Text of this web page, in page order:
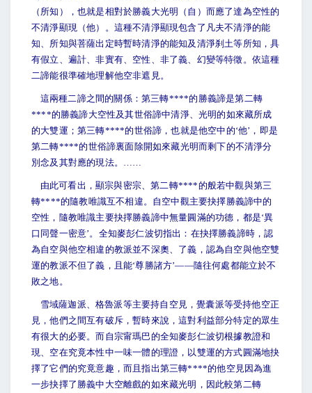
（所知），也就是相對於勝義大光明（自）而應了達為空性的
不清淨顯現（他）。這種不清淨顯現包含了凡夫不清淨的能
知、所知與菩薩出定時暫時清淨的能知及清淨刹土等所知，具
有假立、遍計、非實有、空性、非了義、幻變等特徵。依這種
二諦能很準確地理解他空非遮見。
這兩種二諦之間的關係：第三轉****的勝義諦是第二轉
****的勝義諦大空性及其世俗諦中清淨、光明的如來藏所成
的大雙運；第三轉****的世俗諦，也就是他空中的‘他’，即是
第二轉****的世俗諦裏面除開如來藏光明而剩下的不清淨分
別念及其對應的現法。……
由此可看出，顯宗與密宗、第二轉****的般若中觀與第三
轉****的隨教唯識互不相違。自空中觀主要抉擇勝義諦中的
空性，隨教唯識主要抉擇勝義諦中無量圓滿的功德，都是‘異
口同聲一密意’。全知麥彭仁波切指出：在抉擇勝義諦時，認
為自空與他空相違的教派並不深奧、了義，認為自空與他空雙
運的教派不但了義，且能‘尊勝諸方’——隨往何處都能立於不
敗之地。
雪域薩迦派、格魯派等主要持自空見，覺囊派等受持他空正
見，他們之間互有破斥，暫時來說，這對利益部分特定的眾生
有很大的必要。而自宗甯瑪巴的全知麥彭仁波切根據教證和
現、空在究竟本性中一味一體的理證，以雙運的方式圓滿地抉
擇了它們的究竟意趣，而且指出第三轉****的他空見因為進
一步抉擇了勝義中大空離戲的如來藏光明，因此較第二轉